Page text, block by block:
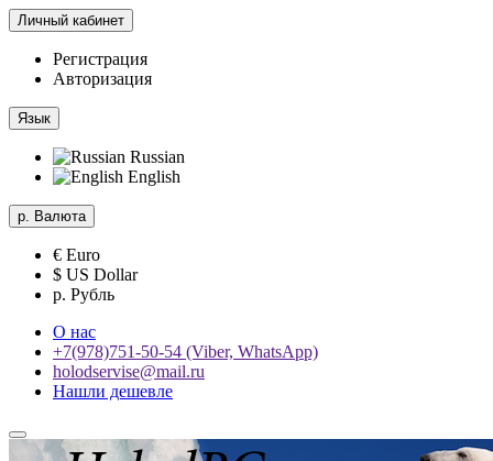
Личный кабинет
Регистрация
Авторизация
Язык
Russian
English
р. Валюта
€ Euro
$ US Dollar
р. Рубль
О нас
+7(978)751-50-54 (Viber, WhatsApp)
holodservise@mail.ru
Нашли дешевле